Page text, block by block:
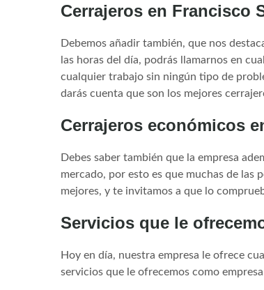
Cerrajeros en Francisco
Debemos añadir también, que nos
las horas del día, podrás llamarnos en
cualquier trabajo sin ningún tipo de
darás cuenta que son los mejores
Cerrajeros económicos
Debes saber también que la empresa
mercado, por esto es que muchas de las
mejores, y te invitamos a que lo
Servicios que le
Hoy en día, nuestra empresa le ofrece
servicios que le ofrecemos como